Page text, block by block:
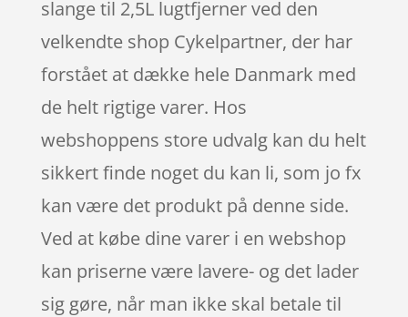
slange til 2,5L lugtfjerner ved den
velkendte shop Cykelpartner, der har
forstået at dække hele Danmark med
de helt rigtige varer. Hos
webshoppens store udvalg kan du helt
sikkert finde noget du kan li, som jo fx
kan være det produkt på denne side.
Ved at købe dine varer i en webshop
kan priserne være lavere- og det lader
sig gøre, når man ikke skal betale til